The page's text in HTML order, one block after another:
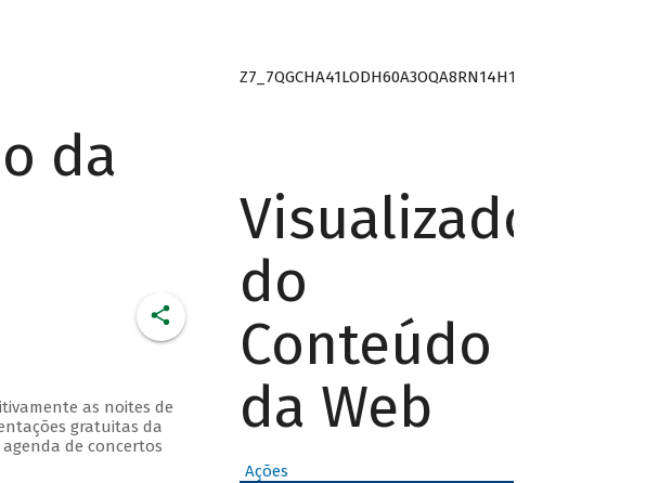
da
as noites de
gratuitas da
de concertos
Z7_7QGCHA41LODH60A3OQA8RN14H1
Visualizador
do
Conteúdo
da Web
Ações